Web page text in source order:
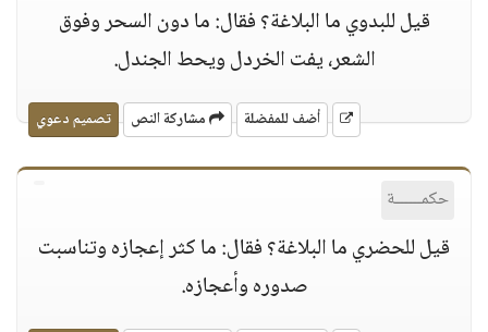
قيل للبدوي ما البلاغة؟ فقال: ما دون السحر وفوق
الشعر، يفت الخردل ويحط الجندل.
أضف للمفضلة مشاركة النص تصميم دعوي
حكمــــــة
قيل للحضري ما البلاغة؟ فقال: ما كثر إعجازه وتناسبت
صدوره وأعجازه.